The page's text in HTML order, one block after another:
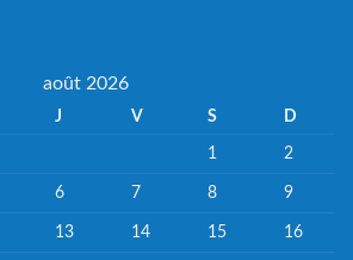
août 2026
J V S D
1 2
6 7 8 9
13 14 15 16